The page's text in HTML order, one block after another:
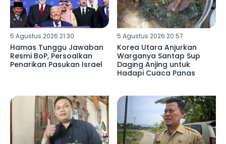
5 Agustus 2026 21:30
Hamas Tunggu Jawaban
Resmi BoP, Persoalkan
Penarikan Pasukan Israel
5 Agustus 2026 20:57
Korea Utara Anjurkan
Warganya Santap Sup
Daging Anjing untuk
Hadapi Cuaca Panas